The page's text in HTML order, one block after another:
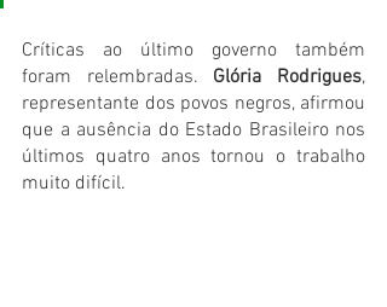
Críticas ao último governo também
foram relembradas. Glória Rodrigues,
representante dos povos negros, afirmou
que a ausência do Estado Brasileiro nos
últimos quatro anos tornou o trabalho
muito difícil.